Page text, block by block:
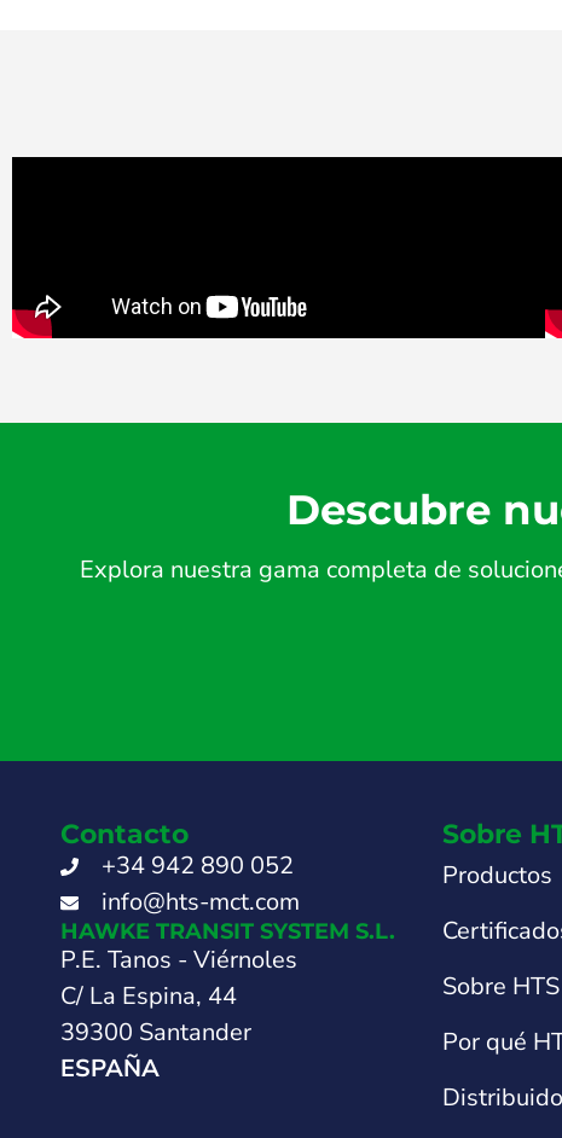
Descubre
Explora nuestra gama completa de
Contacto
+34 942 890 052
info@hts-mct.com
HAWKE TRANSIT SYSTEM S.L.
P.E. Tanos - Viérnoles
C/ La Espina, 44
39300 Santander
ESPAÑA
Sobre
Productos
Sobre HTS
Por qué